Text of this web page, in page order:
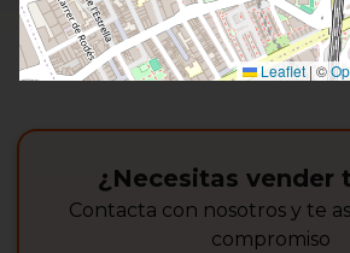
Leaflet | ©
¿Necesitas vender
Contacta con nosotros y te
compromiso